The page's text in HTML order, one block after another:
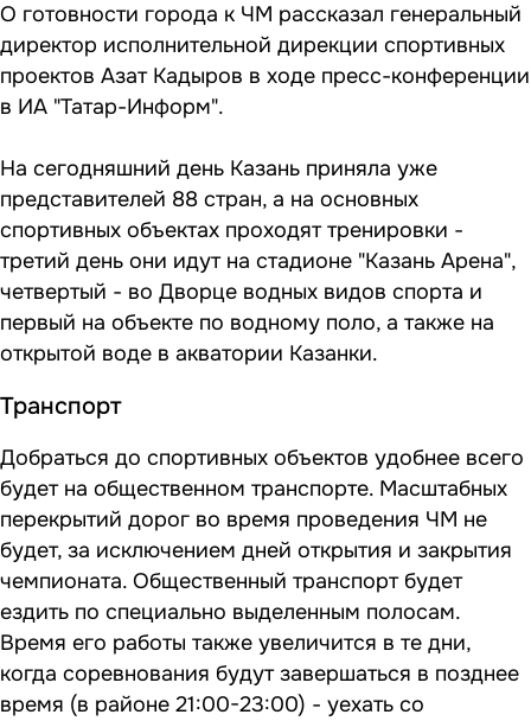
О готовности города к ЧМ рассказал генеральный
директор исполнительной дирекции спортивных
проектов Азат Кадыров в ходе пресс-конференции
в ИА "Татар-Информ".
На сегодняшний день Казань приняла уже
представителей 88 стран, а на основных
спортивных объектах проходят тренировки -
третий день они идут на стадионе "Казань Арена",
четвертый - во Дворце водных видов спорта и
первый на объекте по водному поло, а также на
открытой воде в акватории Казанки.
Транспорт
Добраться до спортивных объектов удобнее всего
будет на общественном транспорте. Масштабных
перекрытий дорог во время проведения ЧМ не
будет, за исключением дней открытия и закрытия
чемпионата. Общественный транспорт будет
ездить по специально выделенным полосам.
Время его работы также увеличится в те дни,
когда соревнования будут завершаться в позднее
время (в районе 21:00-23:00) - уехать со